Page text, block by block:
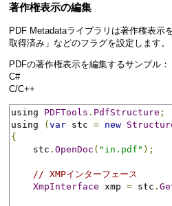
著作権表示の編集
PDF Metadataライブラリは著作権表示
取得済み」などのフラグを設定します。
PDFの著作権表示を編集するサンプル：
C#
C/C++
using PDFTools . PdfStructure ;
using
( var stc = new
{
    stc
. OpenDoc ( "in.pdf" );
// XMPインターフェース
XmpInterface xmp = stc .